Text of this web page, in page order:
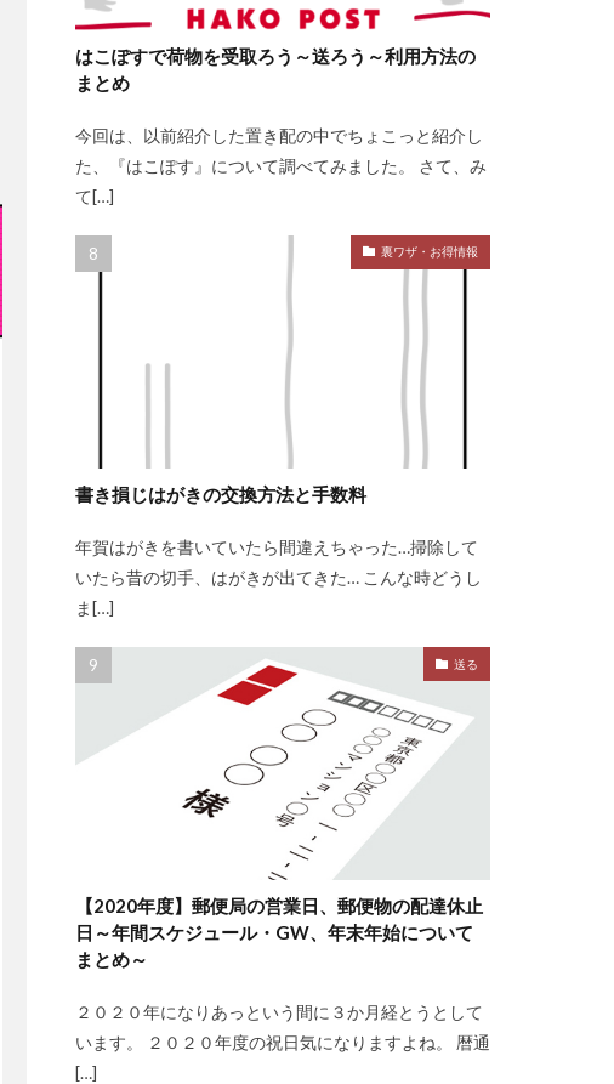
はこぽすで荷物を受取ろう～送ろう～利用方法の
まとめ
今回は、以前紹介した置き配の中でちょこっと紹介し
た、『はこぽす』について調べてみました。 さて、み
て[…]
裏ワザ・お得情報
書き損じはがきの交換方法と手数料
年賀はがきを書いていたら間違えちゃった…掃除して
いたら昔の切手、はがきが出てきた… こんな時どうし
ま[…]
送る
【2020年度】郵便局の営業日、郵便物の配達休止
日～年間スケジュール・GW、年末年始について
まとめ～
２０２０年になりあっという間に３か月経とうとして
います。 ２０２０年度の祝日気になりますよね。 暦通
[…]